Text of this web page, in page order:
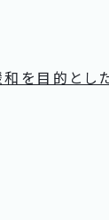
目的とし